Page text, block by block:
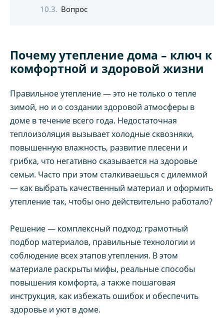
Вопрос
Почему утепление дома – ключ к
комфортной и здоровой жизни
Правильное утепление — это не только о тепле
зимой, но и о создании здоровой атмосферы в
доме в течение всего года. Недостаточная
теплоизоляция вызывает холодные сквозняки,
повышенную влажность, развитие плесени и
грибка, что негативно сказывается на здоровье
семьи. Часто при этом сталкиваешься с дилеммой
— как выбрать качественный материал и оформить
утепление так, чтобы оно действительно работало?
Решение — комплексный подход: грамотный
подбор материалов, правильные технологии и
соблюдение всех этапов утепления. В этом
материале раскрыты мифы, реальные способы
повышения комфорта, а также пошаговая
инструкция, как избежать ошибок и обеспечить
здоровье и уют в доме.